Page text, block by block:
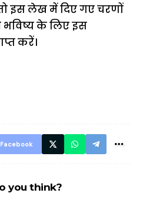
इस लेख में दिए गए चरणों
के लिए इस
करें।
Facebook
you think?